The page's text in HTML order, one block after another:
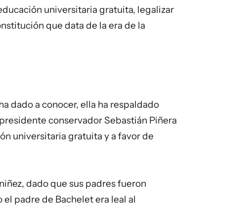
universitaria gratuita, legalizar
que data de la era de la
dado a conocer, ella ha respaldado
conservador Sebastián Piñera
universitaria gratuita y a favor de
dado que sus padres fueron
el padre de Bachelet era leal al